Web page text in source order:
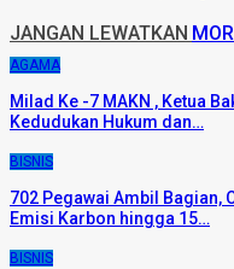
JANGAN LEWATKAN
AGAMA
Milad Ke -7 MAKN , Ketua
Kedudukan Hukum dan…
BISNIS
702 Pegawai Ambil Bagian,
Emisi Karbon hingga 15…
BISNIS